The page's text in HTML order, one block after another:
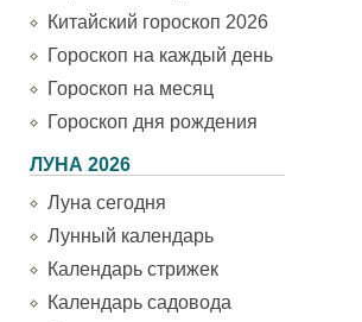
Китайский гороскоп 2026
Гороскоп на каждый день
Гороскоп на месяц
Гороскоп дня рождения
ЛУНА 2026
Луна сегодня
Лунный календарь
Календарь стрижек
Календарь садовода